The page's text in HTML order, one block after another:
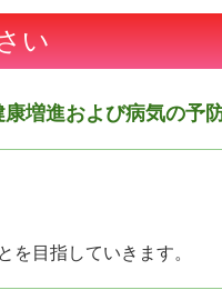
い
康増進および病気の予
を目指していきます。